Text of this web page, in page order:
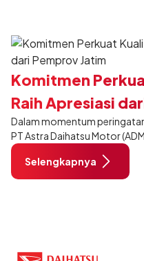
Daihatsu di seluruh Indonesia.
Komitmen
Raih Apresiasi
Dalam momentum
PT Astra Daihatsu Motor
Perak Jer Basuki Mowo Beyo
Timur. Penghargaan
atas kontribusi ADM dalam
Selengkapnya